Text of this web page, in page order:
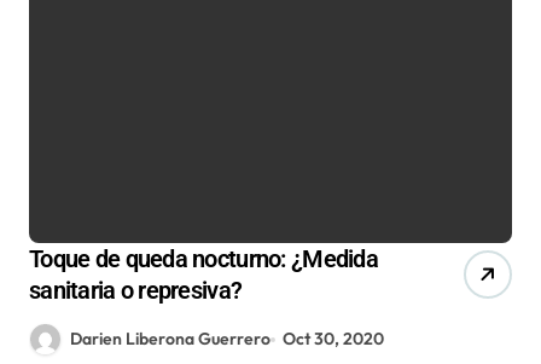
Toque de queda nocturno: ¿Medida
sanitaria o represiva?
Darien Liberona Guerrero Oct 30, 2020